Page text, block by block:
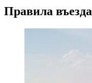
Правила въезда